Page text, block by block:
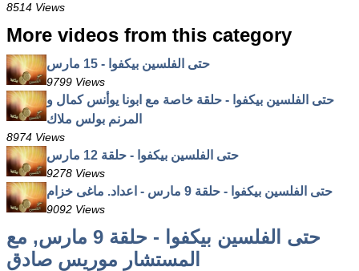
8514 Views
More videos from this category
حتى الفلسين بيكفوا - 15 مارس
9799 Views
حتى الفلسين بيكفوا - حلقة خاصة مع ابونا يوأنس كمال و
المرنم بولس ملاك
8974 Views
حتى الفلسين بيكفوا - حلقة 12 مارس
9278 Views
حتى الفلسين بيكفوا - حلقة 9 مارس - اعداد. ماغى خزام
9092 Views
حتى الفلسين بيكفوا - حلقة 9 مارس, مع
المستشار موريس صادق